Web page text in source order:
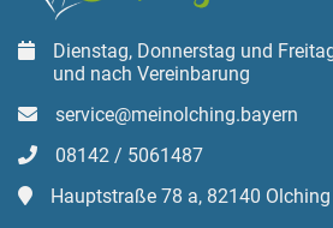
Dienstag, Donnerstag und
und nach Vereinbarung
service@meinolching.bayern
08142 / 5061487
Hauptstraße 78 a, 82140 Olching